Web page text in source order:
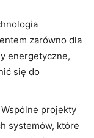
zarówno dla
energetyczne,
się do
Wspólne projekty
systemów, które